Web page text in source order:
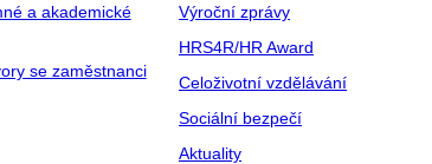
a akademické
se zaměstnanci
Výroční zprávy
HRS4R/HR Award
Celoživotní vzdělávání
Sociální bezpečí
Aktuality